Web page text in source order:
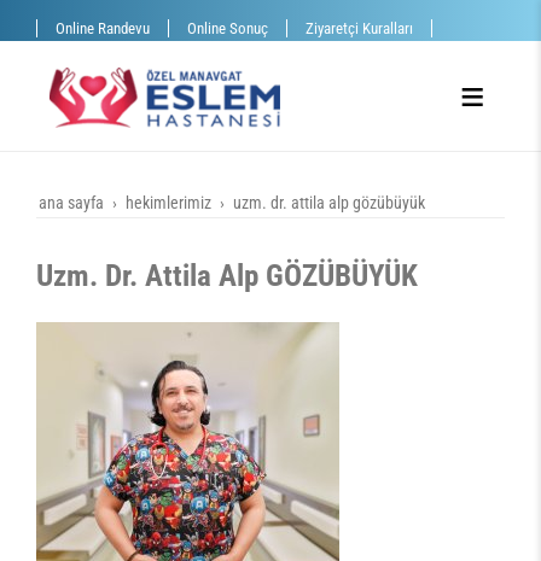
Online Randevu Online Sonuç Ziyaretçi Kuralları
ana sayfa hekimlerimiz uzm. dr. attila alp gözübüyük
Uzm. Dr. Attila Alp GÖZÜBÜYÜK